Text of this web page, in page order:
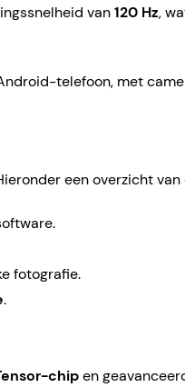
van120 Hz,
telefoon, met
een overzicht
fotografie.
.
chipen